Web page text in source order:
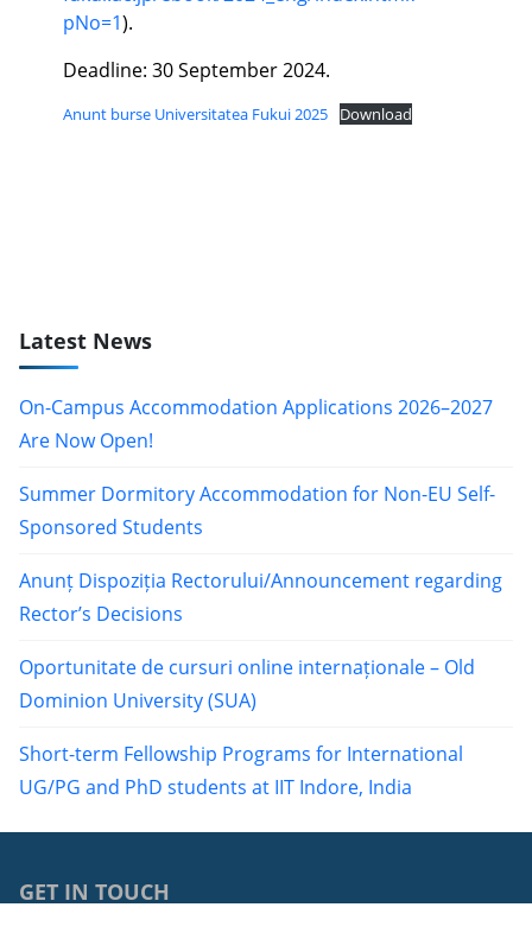
pNo=1).
Deadline: 30 September 2024.
Anunt burse Universitatea Fukui 2025 Download
Latest News
On-Campus Accommodation Applications 2026–2027
Are Now Open!
Summer Dormitory Accommodation for Non-EU Self-
Sponsored Students
Anunț Dispoziția Rectorului/Announcement regarding
Rector’s Decisions
Oportunitate de cursuri online internaționale – Old
Dominion University (SUA)
Short-term Fellowship Programs for International
UG/PG and PhD students at IIT Indore, India
GET IN TOUCH